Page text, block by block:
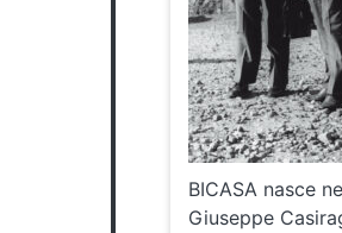
BICASA nasce
Giuseppe